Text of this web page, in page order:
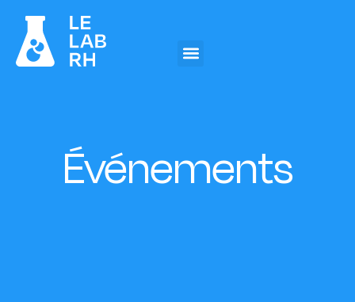
Événements